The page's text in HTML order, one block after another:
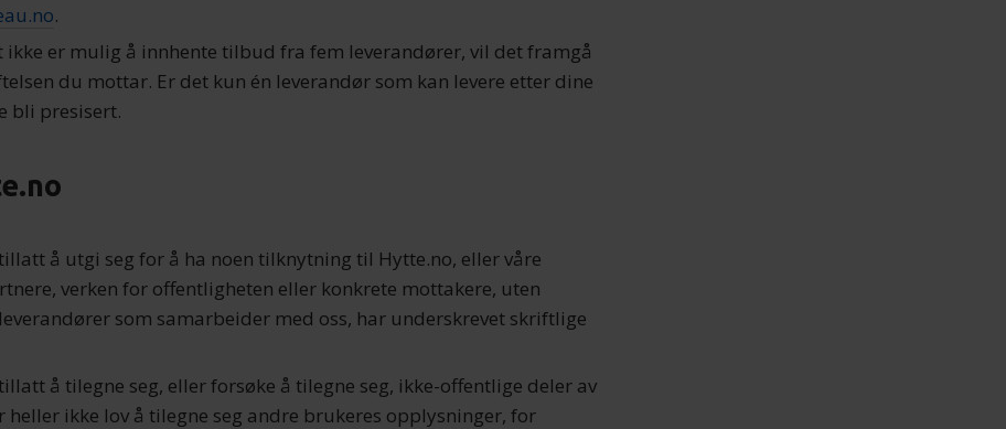
.
ikke er mulig å innhente tilbud fra fem leverandører, vil det framgå
du mottar. Er det kun én leverandør som kan levere etter dine
bli presisert.
å utgi seg for å ha noen tilknytning til Hytte.no, eller våre
verken for offentligheten eller konkrete mottakere, uten
som samarbeider med oss, har underskrevet skriftlige
å tilegne seg, eller forsøke å tilegne seg, ikke-offentlige deler av
heller ikke lov å tilegne seg andre brukeres opplysninger, for